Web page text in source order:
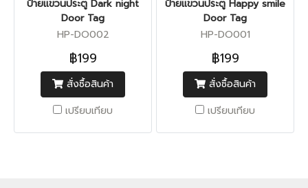
ป้ายแขวนประตู Dark night
Door Tag
HP-DO002
฿199
สั่งซื้อสินค้า
เปรียบเทียบ
ป้ายแขวนประตู Happy smile
Door Tag
HP-DO001
฿199
สั่งซื้อสินค้า
เปรียบเทียบ